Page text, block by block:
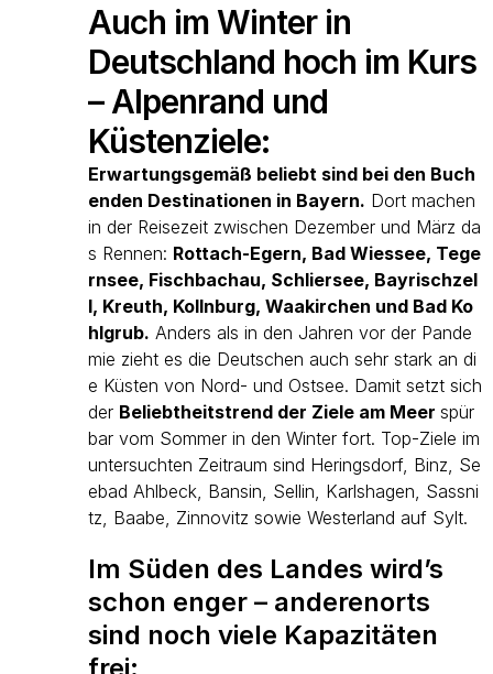
Auch im Winter in
Deutschland hoch im Kurs
– Alpenrand und
Küstenziele:
Erwartungsgemäß beliebt sind bei den Buch
enden Destinationen in Bayern. Dort machen
in der Reisezeit zwischen Dezember und März da
s Rennen: Rottach-Egern, Bad Wiessee, Tege
rnsee, Fischbachau, Schliersee, Bayrischzel
l, Kreuth, Kollnburg, Waakirchen und Bad Ko
hlgrub. Anders als in den Jahren vor der Pande
mie zieht es die Deutschen auch sehr stark an di
e Küsten von Nord- und Ostsee. Damit setzt sich
der Beliebtheitstrend der Ziele am Meer spür
bar vom Sommer in den Winter fort. Top-Ziele im
untersuchten Zeitraum sind Heringsdorf, Binz, Se
ebad Ahlbeck, Bansin, Sellin, Karlshagen, Sassni
tz, Baabe, Zinnovitz sowie Westerland auf Sylt.
Im Süden des Landes wird’s
schon enger – anderenorts
sind noch viele Kapazitäten